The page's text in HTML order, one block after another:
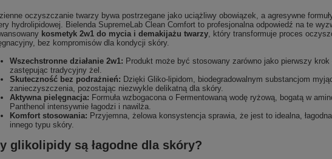
oczyszczanie twarzy bywa postrzegane jako uciążliwy obowiązek, a agresywne
hydrolipidowej. Bielenda SupremeLab Clean Comfort to profesjonalna odpowiedź na te
kosmetyk 2w1 do mycia i demakijażu twarzy, który transformuje proces
bez kompromisów dla kondycji skóry.
Wszechstronne działanie 2w1: Produkt może być stosowany zarówno jako pierwszy
zastępując tradycyjny żel.
Skuteczność bez podrażnień: Dzięki Gliko-lipidom, biodegradowalnym substancjom
zanieczyszczenia, pozostając niezwykle delikatną dla skóry.
Aktywna pielęgnacja: Formuła wzbogacona o Fermentowaną wodę ryżową, bogatą w
Panthenol intensywnie łagodzi i nawilża.
Komfort stosowania: Przyjemna, żelowa konsystencja sprawia, że jest to idealna,
innego typu skóry.
glikolipidy są łagodne dla skóry?